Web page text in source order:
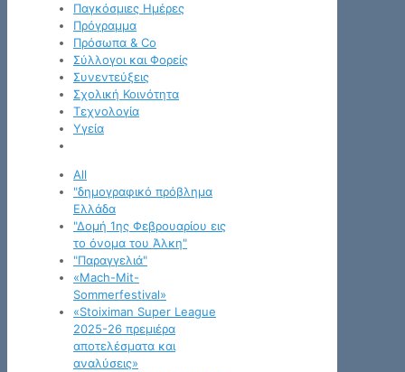
Παγκόσμιες Ημέρες
Πρόγραμμα
Πρόσωπα & Co
Σύλλογοι και Φορείς
Συνεντεύξεις
Σχολική Κοινότητα
Τεχνολογία
Υγεία
All
"δημογραφικό πρόβλημα
Ελλάδα
"Δομή 1ης Φεβρουαρίου εις
το όνομα του Άλκη"
"Παραγγελιά"
«Mach-Mit-
Sommerfestival»
«Stoiximan Super League
2025-26 πρεμιέρα
αποτελέσματα και
αναλύσεις»